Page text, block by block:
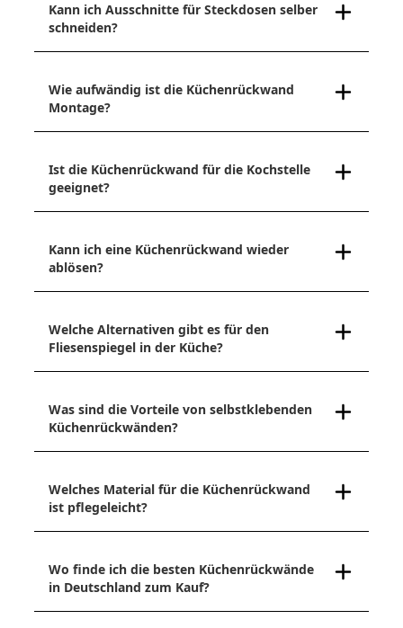
Kann ich Ausschnitte für Steckdosen selber
schneiden?
Wie aufwändig ist die Küchenrückwand
Montage?
Ist die Küchenrückwand für die Kochstelle
geeignet?
Kann ich eine Küchenrückwand wieder
ablösen?
Welche Alternativen gibt es für den
Fliesenspiegel in der Küche?
Was sind die Vorteile von selbstklebenden
Küchenrückwänden?
Welches Material für die Küchenrückwand
ist pflegeleicht?
Wo finde ich die besten Küchenrückwände
in Deutschland zum Kauf?